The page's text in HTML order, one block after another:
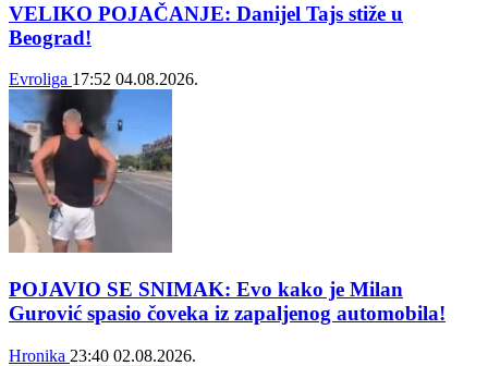
VELIKO POJAČANJE: Danijel Tajs stiže u
Beograd!
Evroliga 17:52 04.08.2026.
POJAVIO SE SNIMAK: Evo kako je Milan
Gurović spasio čoveka iz zapaljenog automobila!
Hronika 23:40 02.08.2026.